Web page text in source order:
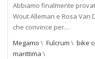
Abbiamo finalmente
Wout Alleman e Rosa Van
che convince per…
Megamo \ Fulcrum \ bike
marittima \